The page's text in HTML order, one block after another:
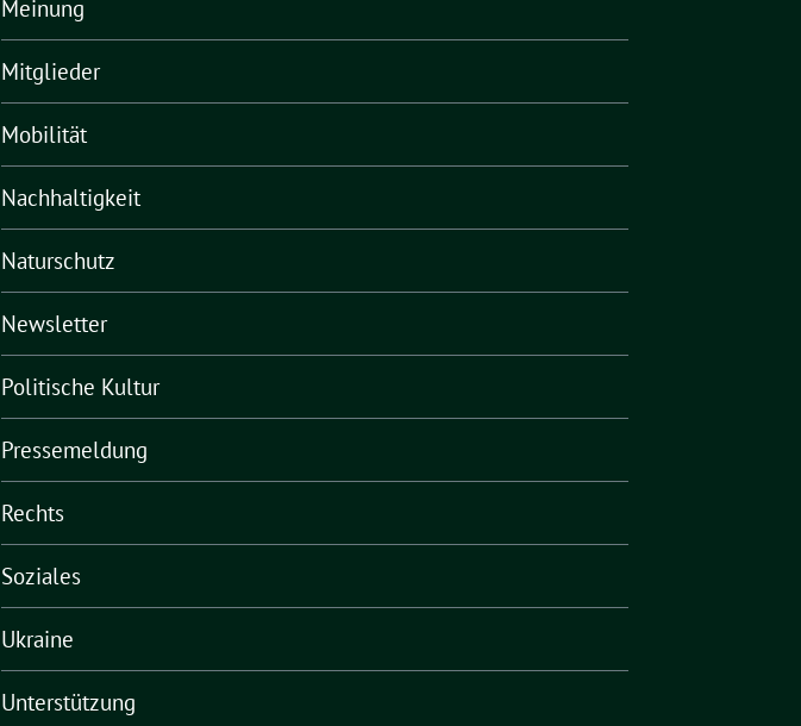
Meinung
Mitglieder
Mobilität
Nachhaltigkeit
Naturschutz
Newsletter
Politische Kultur
Pressemeldung
Rechts
Soziales
Ukraine
Unterstützung